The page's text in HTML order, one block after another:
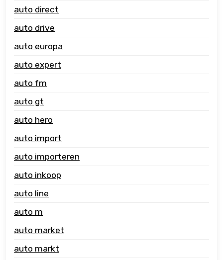
auto direct
auto drive
auto europa
auto expert
auto fm
auto gt
auto hero
auto import
auto importeren
auto inkoop
auto line
auto m
auto market
auto markt